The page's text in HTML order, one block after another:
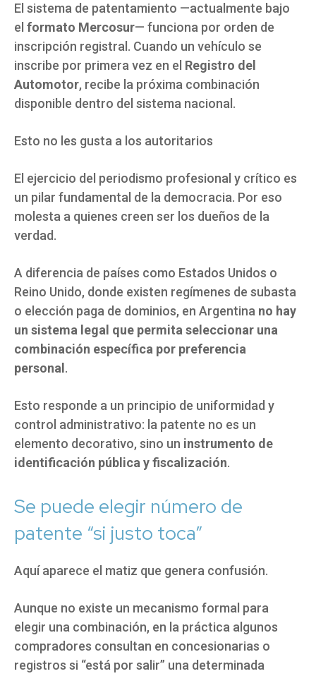
El sistema de patentamiento —actualmente bajo
el formato Mercosur— funciona por orden de
inscripción registral. Cuando un vehículo se
inscribe por primera vez en el Registro del
Automotor, recibe la próxima combinación
disponible dentro del sistema nacional.
Esto no les gusta a los autoritarios
El ejercicio del periodismo profesional y crítico es
un pilar fundamental de la democracia. Por eso
molesta a quienes creen ser los dueños de la
verdad.
A diferencia de países como Estados Unidos o
Reino Unido, donde existen regímenes de subasta
o elección paga de dominios, en Argentina no hay
un sistema legal que permita seleccionar una
combinación específica por preferencia
personal .
Esto responde a un principio de uniformidad y
control administrativo: la patente no es un
elemento decorativo, sino un instrumento de
identificación pública y fiscalización.
Se puede elegir número de
patente “si justo toca”
Aquí aparece el matiz que genera confusión.
Aunque no existe un mecanismo formal para
elegir una combinación, en la práctica algunos
compradores consultan en concesionarias o
registros si “está por salir” una determinada